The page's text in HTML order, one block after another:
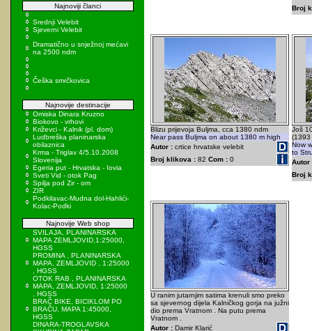
Najnoviji članci
Srednji Velebit
Sjeverni Velebit
Dramatično u snježnoj mećavi
na 2500 ndm
Češka smrčkovica
Najnovije destinacije
Omiska Dinara Kruzno
Biokovo - vrhovi
Križevci - Kalnik (pl. dom)
Ludbreška planinarska
obilaznica
Krma - Triglav 4/5.10.2008
Slovenija
Egeria put - Hrvatska - Iovia
Sveti Vid - otok Pag
Spilja pod Zir - om
ZIR
Podkilavac-Mudna dol-Hahlići-
Kolac-Podki
Najnovije Web shop
SVILAJA, PLANINARSKA
MAPA ZEMLJOVID,1:25000,
HGSS
PROMINA , PLANINARSKA
MAPA, ZEMLJOVID , 1:25000
, HGSS
OTOK RAB , PLANINARSKA
MAPA, ZEMLJOVID, 1:25000
, HGSS
BRAČ BIKE, BICIKLOM PO
BRAČU, MAPA 1:45000,
HGSS
DINARA-TROGLAVSKA
Broj
Blizu prijevoja Buljma, cca 1380 ndm
Near pass Buljma on about 1380 m high
Autor : crtice hrvatske velebit
Broj klikova : 82 Com : 0
Još
(1393
Now
to
Autor
Broj
U ranim jutarnjim satima krenuli smo preko
sa sjevernog dijela Kalničkog gorja na južni
dio prema Vratnom . Na putu prema
Vratnom .
Autor : Damir Klarić